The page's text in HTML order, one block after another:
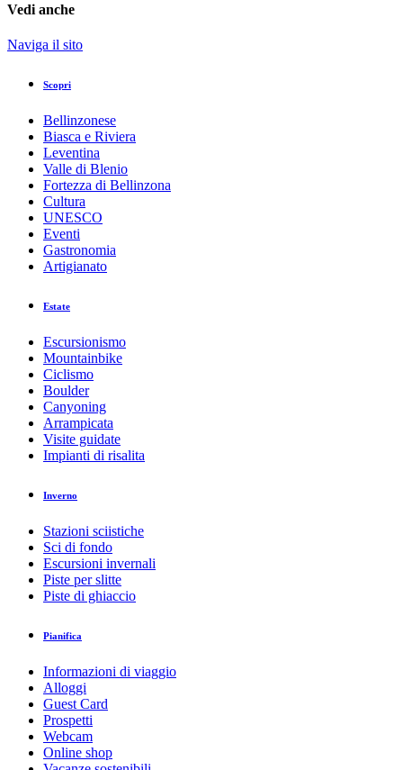
Vedi anche
Naviga il sito
Scopri
Bellinzonese
Biasca e Riviera
Leventina
Valle di Blenio
Fortezza di Bellinzona
Cultura
UNESCO
Eventi
Gastronomia
Artigianato
Estate
Escursionismo
Mountainbike
Ciclismo
Boulder
Canyoning
Arrampicata
Visite guidate
Impianti di risalita
Inverno
Stazioni sciistiche
Sci di fondo
Escursioni invernali
Piste per slitte
Piste di ghiaccio
Pianifica
Informazioni di viaggio
Alloggi
Guest Card
Prospetti
Webcam
Online shop